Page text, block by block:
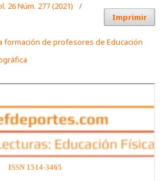
26 Núm. 277 (2021)
/
Imprimir
formación de profesores de Educación